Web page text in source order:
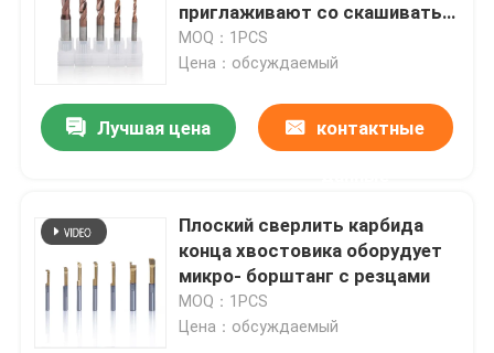
приглаживают со скашивать
хвостовика
MOQ：1PCS
Цена：обсуждаемый
Лучшая цена контактные
Плоский сверлить карбида
конца хвостовика оборудует
микро- борштанг с резцами
MOQ：1PCS
Цена：обсуждаемый